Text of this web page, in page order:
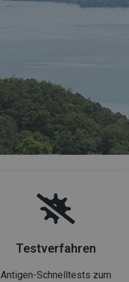
Testverfahren
Antigen-Schnelltests zum